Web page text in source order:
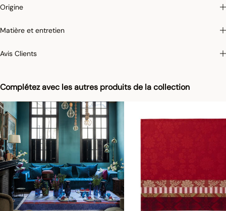
Complétez avec les autres produits de la collection
•Fils peignés (longues fibres)
•Ourlets simples - 1 cm
On aime : sa collection transversale, qui allie avec élégance table et cuisine, pour
Photographies :les photographies sont les plus fidèles possibles mais ne peuvent
assurer une similitude parfaite avec le produit vendu, notamment en ce qui
concerne les couleurs.
Pour un confort optimum d’utilisation de nos sets de tables nous appliquons un
traitement antiglisse à leur surface de contact. Parfaitement stable, on ne craint
aucun dérapage. La table reste parfaitement tenue tout au long du repas.
Origine
Matière et entretien
Avis Clients